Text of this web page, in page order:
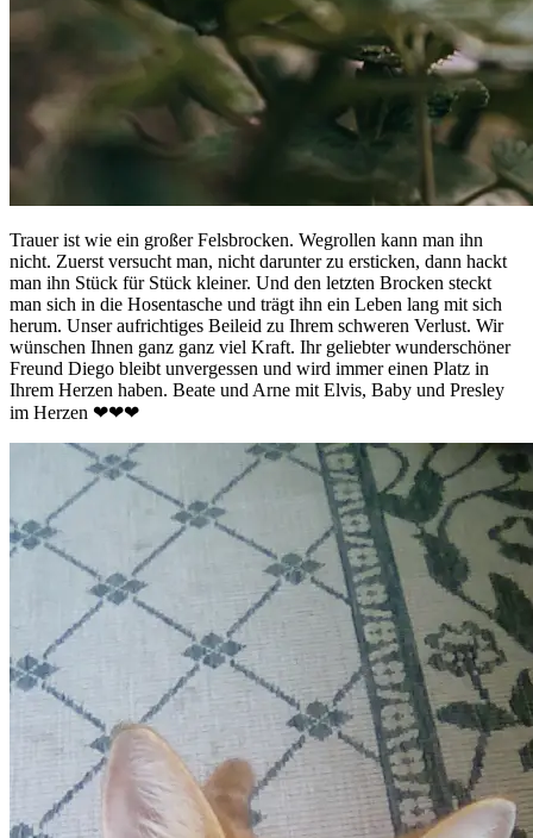
Trauer ist wie ein großer Felsbrocken. Wegrollen kann man ihn
nicht. Zuerst versucht man, nicht darunter zu ersticken, dann hackt
man ihn Stück für Stück kleiner. Und den letzten Brocken steckt
man sich in die Hosentasche und trägt ihn ein Leben lang mit sich
herum. Unser aufrichtiges Beileid zu Ihrem schweren Verlust. Wir
wünschen Ihnen ganz ganz viel Kraft. Ihr geliebter wunderschöner
Freund Diego bleibt unvergessen und wird immer einen Platz in
Ihrem Herzen haben. Beate und Arne mit Elvis, Baby und Presley
im Herzen ❤❤❤